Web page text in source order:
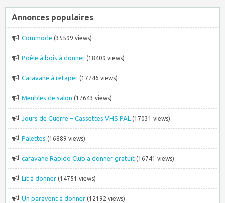
Annonces populaires
Commode (35599 views)
Poêle à bois à donner (18409 views)
Caravane à retaper (17746 views)
Meubles de salon (17643 views)
Jours de Guerre – Cassettes VHS PAL (17031 views)
Palettes (16889 views)
caravane Rapido Club a donner gratuit (16741 views)
Lit à donner (14751 views)
Un paravent à donner (12192 views)